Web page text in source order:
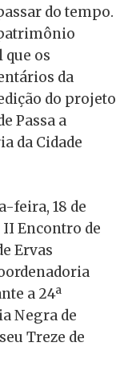
do tempo.
os
da
do projeto
Passa a
da Cidade
feira, 18 de
II Encontro de
Ervas
a 24ª
Negra de
Treze de